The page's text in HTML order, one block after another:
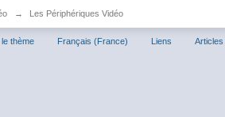
→ Les Périphériques Vidéo
thème Français (France) Liens Articles